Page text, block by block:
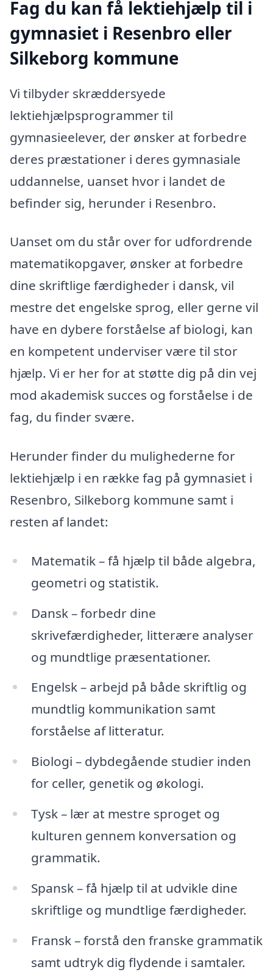
Fag du kan få lektiehjælp til i
gymnasiet i Resenbro eller
Silkeborg kommune
Vi tilbyder skræddersyede
lektiehjælpsprogrammer til
gymnasieelever, der ønsker at forbedre
deres præstationer i deres gymnasiale
uddannelse, uanset hvor i landet de
befinder sig, herunder i Resenbro.
Uanset om du står over for udfordrende
matematikopgaver, ønsker at forbedre
dine skriftlige færdigheder i dansk, vil
mestre det engelske sprog, eller gerne vil
have en dybere forståelse af biologi, kan
en kompetent underviser være til stor
hjælp. Vi er her for at støtte dig på din vej
mod akademisk succes og forståelse i de
fag, du finder svære.
Herunder finder du mulighederne for
lektiehjælp i en række fag på gymnasiet i
Resenbro, Silkeborg kommune samt i
resten af landet:
Matematik – få hjælp til både algebra,
geometri og statistik.
Dansk – forbedr dine
skrivefærdigheder, litterære analyser
og mundtlige præsentationer.
Engelsk – arbejd på både skriftlig og
mundtlig kommunikation samt
forståelse af litteratur.
Biologi – dybdegående studier inden
for celler, genetik og økologi.
Tysk – lær at mestre sproget og
kulturen gennem konversation og
grammatik.
Spansk – få hjælp til at udvikle dine
skriftlige og mundtlige færdigheder.
Fransk – forstå den franske grammatik
samt udtryk dig flydende i samtaler.